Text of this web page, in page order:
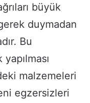
büyük
duymadan
Bu
malzemeleri
egzersizleri